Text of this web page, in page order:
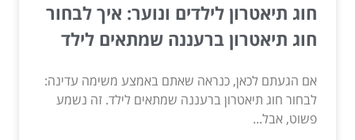
חוג תיאטרון לילדים ונוער: איך לבחור
חוג תיאטרון ברעננה שמתאים לילד
אם הגעתם לכאן, כנראה שאתם באמצע משימה עדינה:
לבחור חוג תיאטרון ברעננה שמתאים לילד. זה נשמע
פשוט, אבל...